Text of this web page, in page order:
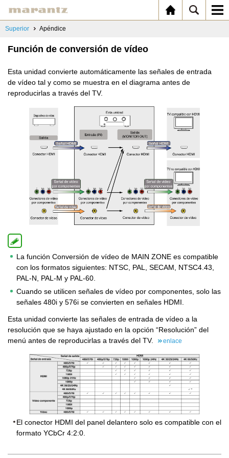
Superior Apéndice
Función de conversión de vídeo
Esta unidad convierte automáticamente las señales de entrada
de vídeo tal y como se muestra en el diagrama antes de
reproducirlas a través del TV.
La función Conversión de vídeo de MAIN ZONE es compatible
con los formatos siguientes: NTSC, PAL, SECAM, NTSC4.43,
PAL-N, PAL-M y PAL-60.
Cuando se utilicen señales de vídeo por componentes, solo las
señales 480i y 576i se convierten en señales HDMI.
Esta unidad convierte las señales de entrada de vídeo a la
resolución que se haya ajustado en la opción “Resolución” del
menú antes de reproducirlas a través del TV.
enlace
El conector HDMI del panel delantero solo es compatible con el
formato YCbCr 4:2:0.